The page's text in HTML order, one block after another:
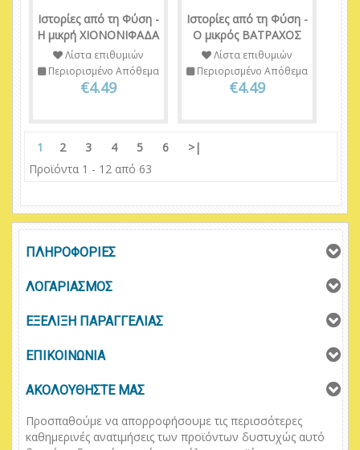
Ιστορίες από τη Φύση -
Η μικρή ΧΙΟΝΟΝΙΦΑΔΑ
Λίστα επιθυμιών
Περιορισμένο Απόθεμα
€4.49
Ιστορίες από τη Φύση -
Ο μικρός ΒΑΤΡΑΧΟΣ
Λίστα επιθυμιών
Περιορισμένο Απόθεμα
€4.49
1 2 3 4 5 6
>|
Προϊόντα 1 - 12 από 63
ΠΛΗΡΟΦΟΡΙΕΣ
ΛΟΓΑΡΙΑΣΜΟΣ
ΕΞΕΛΙΞΗ ΠΑΡΑΓΓΕΛΙΑΣ
ΕΠΙΚΟΙΝΩΝΙΑ
ΑΚΟΛΟΥΘΗΣΤΕ ΜΑΣ
Προσπαθούμε να απορροφήσουμε τις περισσότερες
καθημερινές ανατιμήσεις των προϊόντων δυστυχώς αυτό